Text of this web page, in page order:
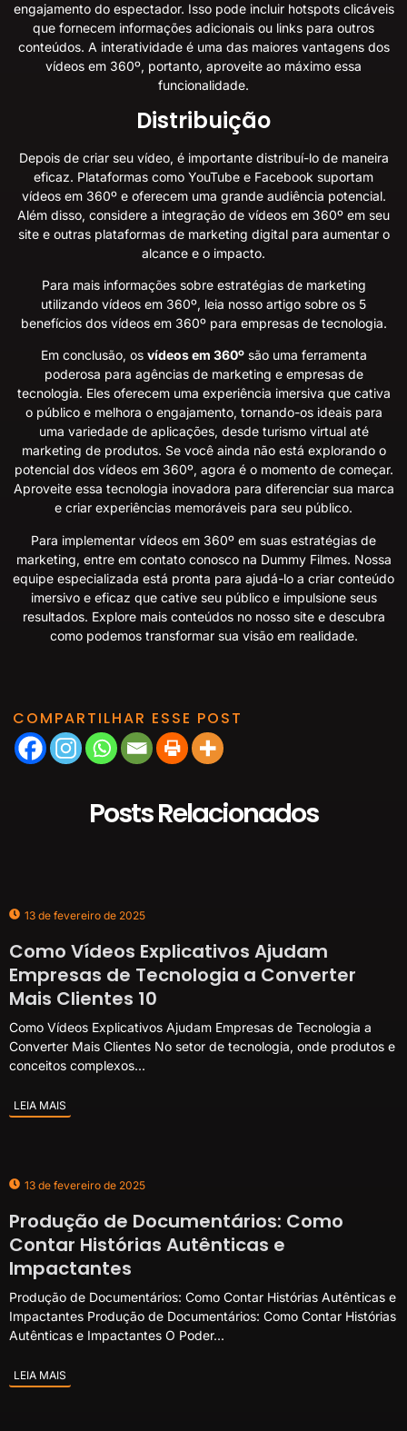
engajamento do espectador. Isso pode incluir hotspots clicáveis
que fornecem informações adicionais ou links para outros
conteúdos. A interatividade é uma das maiores vantagens dos
vídeos em 360º, portanto, aproveite ao máximo essa
funcionalidade.
Distribuição
Depois de criar seu vídeo, é importante distribuí-lo de maneira
eficaz. Plataformas como YouTube e Facebook suportam
vídeos em 360º e oferecem uma grande audiência potencial.
Além disso, considere a integração de vídeos em 360º em seu
site e outras plataformas de marketing digital para aumentar o
alcance e o impacto.
Para mais informações sobre estratégias de marketing
utilizando vídeos em 360º, leia nosso artigo sobre os 5
benefícios dos vídeos em 360º para empresas de tecnologia.
Em conclusão, os vídeos em 360ºsão uma ferramenta
poderosa para agências de marketing e empresas de
tecnologia. Eles oferecem uma experiência imersiva que cativa
o público e melhora o engajamento, tornando-os ideais para
uma variedade de aplicações, desde turismo virtual até
marketing de produtos. Se você ainda não está explorando o
potencial dos vídeos em 360º, agora é o momento de começar.
Aproveite essa tecnologia inovadora para diferenciar sua marca
e criar experiências memoráveis para seu público.
Para implementar vídeos em 360º em suas estratégias de
marketing, entre em contato conosco na Dummy Filmes. Nossa
equipe especializada está pronta para ajudá-lo a criar conteúdo
imersivo e eficaz que cative seu público e impulsione seus
resultados. Explore mais conteúdos no nosso sitee descubra
como podemos transformar sua visão em realidade.
COMPARTILHAR ESSE POST
Posts Relacionados
13 de fevereiro de 2025
Como Vídeos Explicativos Ajudam
Empresas de Tecnologia a Converter
Mais Clientes 10
Como Vídeos Explicativos Ajudam Empresas de Tecnologia a
Converter Mais Clientes No setor de tecnologia, onde produtos e
conceitos complexos...
LEIA MAIS
13 de fevereiro de 2025
Produção de Documentários: Como
Contar Histórias Autênticas e
Impactantes
Produção de Documentários: Como Contar Histórias Autênticas e
Impactantes Produção de Documentários: Como Contar Histórias
Autênticas e Impactantes O Poder...
LEIA MAIS